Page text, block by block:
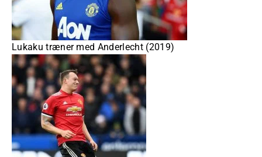
Lukaku træner med Anderlecht (2019)